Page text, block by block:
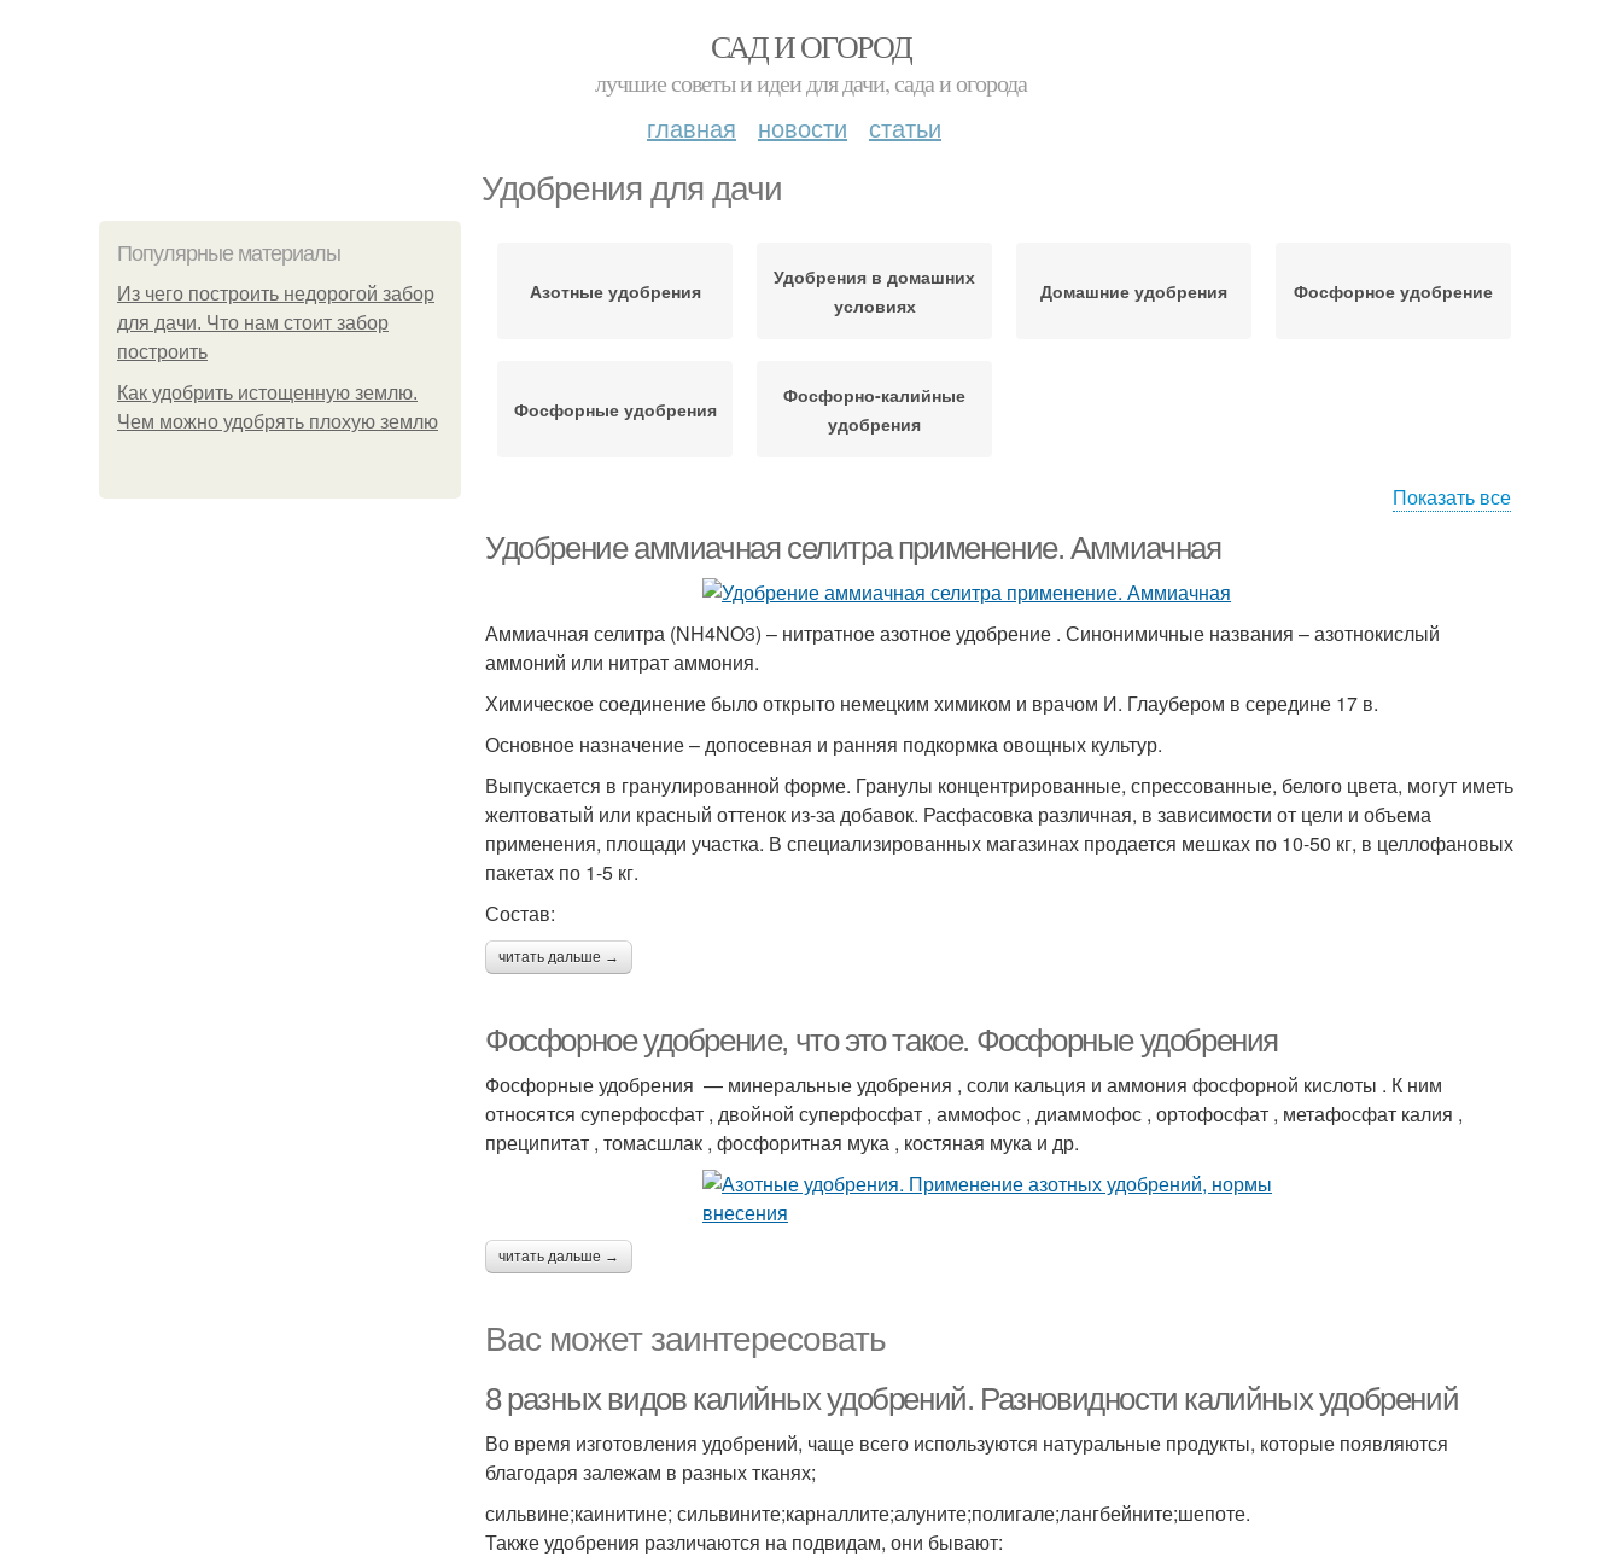
САД И ОГОРОД
лучшие советы и идеи для дачи, сада и огорода
главная новости статьи
Удобрения для дачи
Популярные материалы
Из чего построить недорогой забор
для дачи. Что нам стоит забор
построить
Как удобрить истощенную землю.
Чем можно удобрять плохую землю
Азотные удобрения
Удобрения в домашних
условиях
Домашние удобрения Фосфорное удобрение
Фосфорные удобрения
Фосфорно-калийные
удобрения
Показать все
Удобрение аммиачная селитра применение. Аммиачная
Аммиачная селитра (NH4NO3) – нитратное азотное удобрение . Синонимичные названия – азотнокислый
аммоний или нитрат аммония.
Химическое соединение было открыто немецким химиком и врачом И. Глаубером в середине 17 в.
Основное назначение – допосевная и ранняя подкормка овощных культур.
Выпускается в гранулированной форме. Гранулы концентрированные, спрессованные, белого цвета, могут иметь
желтоватый или красный оттенок из-за добавок. Расфасовка различная, в зависимости от цели и объема
применения, площади участка. В специализированных магазинах продается мешках по 10-50 кг, в целлофановых
пакетах по 1-5 кг.
Состав:
читать дальше →
Фосфорное удобрение, что это такое. Фосфорные удобрения
Фосфорные удобрения — минеральные удобрения , соли кальция и аммония фосфорной кислоты . К ним
относятся суперфосфат , двойной суперфосфат , аммофос , диаммофос , ортофосфат , метафосфат калия ,
преципитат , томасшлак , фосфоритная мука , костяная мука и др.
читать дальше →
Вас может заинтересовать
8 разных видов калийных удобрений. Разновидности калийных удобрений
Во время изготовления удобрений, чаще всего используются натуральные продукты, которые появляются
благодаря залежам в разных тканях;
сильвине;каинитине; сильвините;карналлите;алуните;полигале;лангбейните;шепоте.
Также удобрения различаются на подвидам, они бывают: